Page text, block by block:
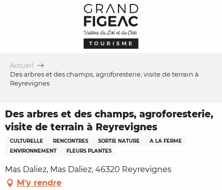
Accueil
Des arbres et des champs, agroforesterie, visite de terrain à
Reyrevignes
Des arbres et des champs, agroforesterie,
visite de terrain à Reyrevignes
CULTURELLE RENCONTRES SORTIE NATURE
A LA FERME
ENVIRONNEMENT
FLEURS PLANTES
Mas Daliez, Mas Daliez, 46320 Reyrevignes
M'y rendre